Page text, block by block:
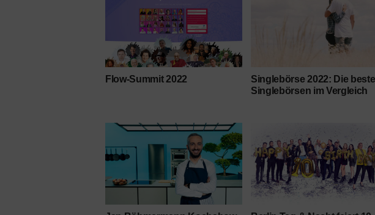
Flow-Summit 2022
Singlebörse 2022: Die
Singlebörsen im Vergleich